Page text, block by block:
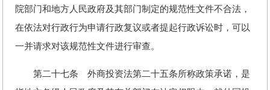
院部门和地方人民政府及其部门制定的规范性文件不合法，
在依法对行政行为申请行政复议或者提起行政诉讼时，可以
一并请求对该规范性文件进行审查。
第二十七条 外商投资法第二十五条所称政策承诺，是